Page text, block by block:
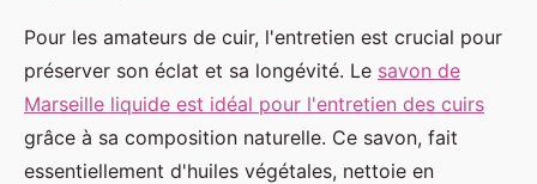
Pour les amateurs de cuir, l'entretien est crucial pour
préserver son éclat et sa longévité. Le savon de
Marseille liquide est idéal pour l'entretien des cuirs
grâce à sa composition naturelle. Ce savon, fait
essentiellement d'huiles végétales, nettoie en